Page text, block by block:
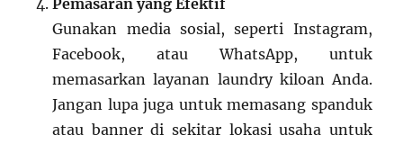
Pemasaran yang Efektif
Gunakan media sosial, seperti Instagram,
Facebook, atau WhatsApp, untuk
memasarkan layanan laundry kiloan Anda.
Jangan lupa juga untuk memasang spanduk
atau banner di sekitar lokasi usaha untuk